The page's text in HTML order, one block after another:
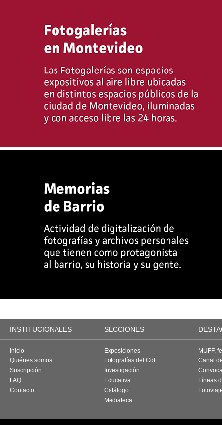
INSTITUCIONALES SECCIONES
Inicio
Quiénes somos
Suscripción
FAQ
Contacto
Exposiciones
Fotografías del CdF
Investigación
Educativa
Catálogo
Mediateca
MUFF,
Canal
Líneas